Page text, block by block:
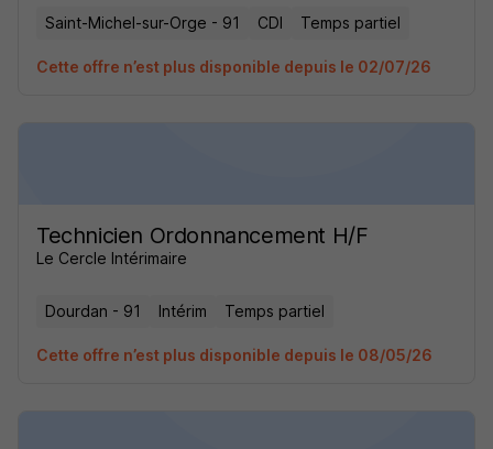
Saint-Michel-sur-Orge - 91 CDI Temps partiel
Cette offre n’est plus disponible depuis le 02/07/26
Technicien Ordonnancement H/F
Le Cercle Intérimaire
Dourdan - 91 Intérim Temps partiel
Cette offre n’est plus disponible depuis le 08/05/26